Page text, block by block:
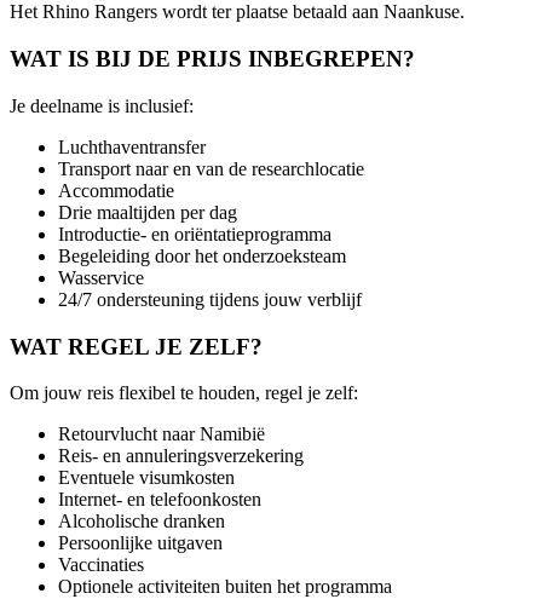
Het Rhino Rangers wordt ter plaatse betaald aan Naankuse.
WAT IS BIJ DE PRIJS INBEGREPEN?
Je deelname is inclusief:
Luchthaventransfer
Transport naar en van de researchlocatie
Accommodatie
Drie maaltijden per dag
Introductie- en oriëntatieprogramma
Begeleiding door het onderzoeksteam
Wasservice
24/7 ondersteuning tijdens jouw verblijf
WAT REGEL JE ZELF?
Om jouw reis flexibel te houden, regel je zelf:
Retourvlucht naar Namibië
Reis- en annuleringsverzekering
Eventuele visumkosten
Internet- en telefoonkosten
Alcoholische dranken
Persoonlijke uitgaven
Vaccinaties
Optionele activiteiten buiten het programma